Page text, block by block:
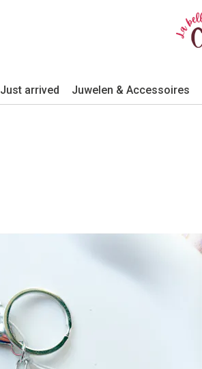
Just arrived Juwelen & Accessoires